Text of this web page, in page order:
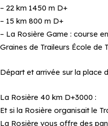
– 22 km 1450 m D+
– 15 km 800 m D+
– La Rosière Game : course
Graines de Traileurs École de
Départ et arrivée sur la place
La Rosière 40 km D+3000 :
Et si la Rosière organisait le
La Rosière vous offre des